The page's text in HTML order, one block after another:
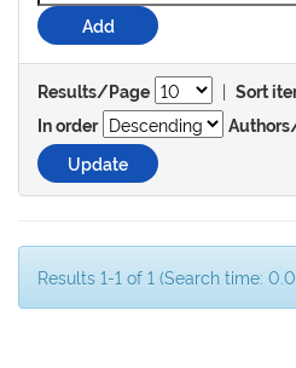
Results/Page | Sort
In order
Results 1-1 of 1 (Search time: